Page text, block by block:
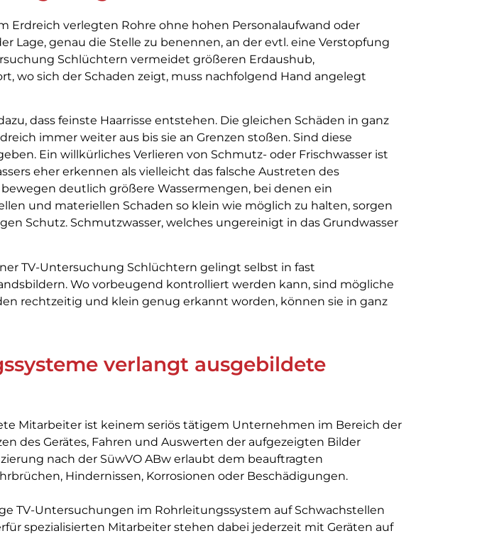
verlegten Rohre ohne hohen Personalaufwand oder
Lage, genau die Stelle zu benennen, an der evtl. eine Verstopfung
Schlüchtern vermeidet größeren Erdaushub,
wo sich der Schaden zeigt, muss nachfolgend Hand angelegt
dass feinste Haarrisse entstehen. Die gleichen Schäden in ganz
immer weiter aus bis sie an Grenzen stoßen. Sind diese
Ein willkürliches Verlieren von Schmutz- oder Frischwasser ist
eher erkennen als vielleicht das falsche Austreten des
deutlich größere Wassermengen, bei denen ein
und materiellen Schaden so klein wie möglich zu halten, sorgen
Schutz. Schmutzwasser, welches ungereinigt in das Grundwasser
TV-Untersuchung Schlüchtern gelingt selbst in fast
Wo vorbeugend kontrolliert werden kann, sind mögliche
rechtzeitig und klein genug erkannt worden, können sie in ganz
verlangt ausgebildete
Mitarbeiter ist keinem seriös tätigem Unternehmen im Bereich der
des Gerätes, Fahren und Auswerten der aufgezeigten Bilder
nach der SüwVO ABw erlaubt dem beauftragten
Hindernissen, Korrosionen oder Beschädigungen.
TV-Untersuchungen im Rohrleitungssystem auf Schwachstellen
spezialisierten Mitarbeiter stehen dabei jederzeit mit Geräten auf